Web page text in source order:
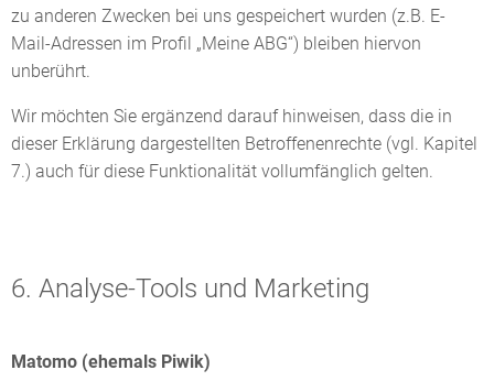
zu anderen Zwecken bei uns gespeichert wurden (z.B. E-
Mail-Adressen im Profil „Meine ABG“) bleiben hiervon
unberührt.
Wir möchten Sie ergänzend darauf hinweisen, dass die in
dieser Erklärung dargestellten Betroffenenrechte (vgl. Kapitel
7.) auch für diese Funktionalität vollumfänglich gelten.
6. Analyse-Tools und Marketing
Matomo (ehemals Piwik)